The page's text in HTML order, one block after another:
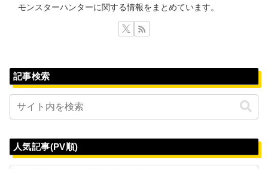
モンスターハンターに関する情報をまとめています。
記事検索
人気記事(PV順)